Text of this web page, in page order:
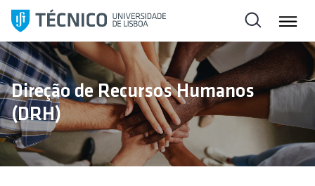
l
t
a
r
p
a
a
Direção de Recursos Humanos
(DRH)